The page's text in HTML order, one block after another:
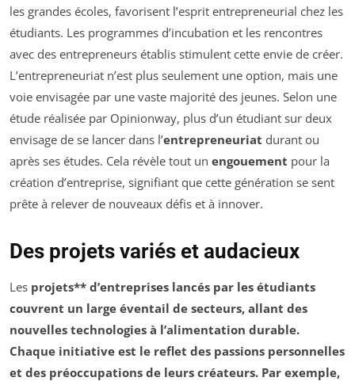
les grandes écoles, favorisent l’esprit entrepreneurial chez les
étudiants. Les programmes d’incubation et les rencontres
avec des entrepreneurs établis stimulent cette envie de créer.
L’entrepreneuriat n’est plus seulement une option, mais une
voie envisagée par une vaste majorité des jeunes. Selon une
étude réalisée par Opinionway, plus d’un étudiant sur deux
envisage de se lancer dans l’entrepreneuriat durant ou
après ses études. Cela révèle tout un engouement pour la
création d’entreprise, signifiant que cette génération se sent
prête à relever de nouveaux défis et à innover.
Des projets variés et audacieux
Les projets** d’entreprises lancés par les étudiants
couvrent un large éventail de secteurs, allant des
nouvelles technologies à l’alimentation durable.
Chaque initiative est le reflet des passions personnelles
et des préoccupations de leurs créateurs. Par exemple,